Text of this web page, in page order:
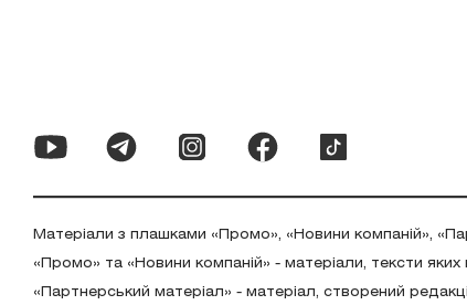
Матеріали з плашками «Промо», «Новини компаній»,
«Промо» та «Новини компаній» - матеріали, тексти
«Партнерський матеріал» - матеріал, створений